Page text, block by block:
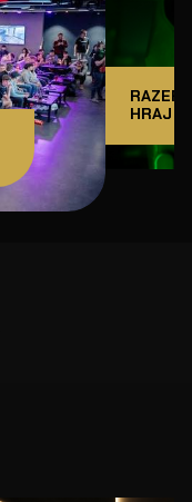
RAZER
HRAJ